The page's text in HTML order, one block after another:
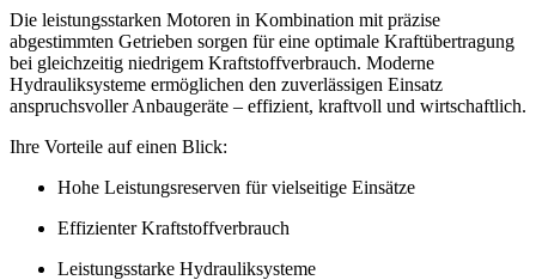
Die leistungsstarken Motoren in Kombination mit präzise
abgestimmten Getrieben sorgen für eine optimale Kraftübertragung
bei gleichzeitig niedrigem Kraftstoffverbrauch. Moderne
Hydrauliksysteme ermöglichen den zuverlässigen Einsatz
anspruchsvoller Anbaugeräte – effizient, kraftvoll und wirtschaftlich.
Ihre Vorteile auf einen Blick:
Hohe Leistungsreserven für vielseitige Einsätze
Effizienter Kraftstoffverbrauch
Leistungsstarke Hydrauliksysteme